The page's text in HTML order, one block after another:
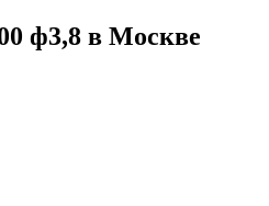
ф3,8 в Москве